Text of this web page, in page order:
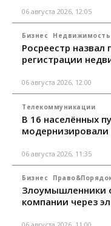
06 августа 2026, 12:05
Бизнес Недвижимость
Росреестр назвал
регистрации
06 августа 2026, 12:00
Телекоммуникации
В 16 населённых
06 августа 2026, 11:35
Бизнес
Злоумышленники
компании через